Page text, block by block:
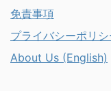
免責事項
プライバシーポリシ
About Us (English)